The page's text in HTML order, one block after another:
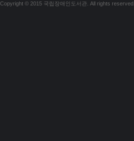
Copyright © 2015 국립장애인도서관. All rights reserved.